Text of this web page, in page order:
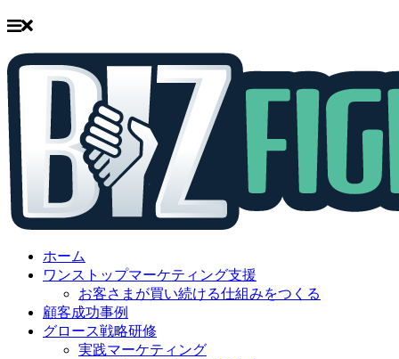
content
ホーム
ワンストップマーケティング支援
お客さまが買い続ける仕組みをつくる
顧客成功事例
グロース戦略研修
実践マーケティング